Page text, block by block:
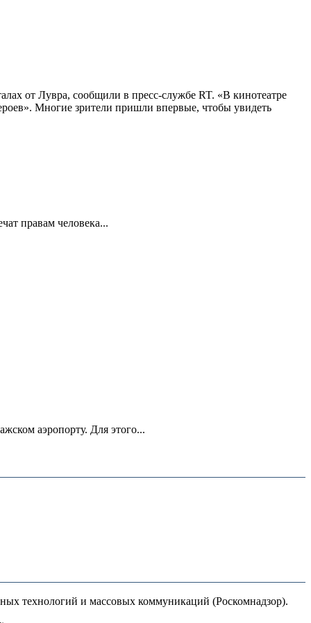
от Лувра, сообщили в пресс-службе RT. «В кинотеатре
Многие зрители пришли впервые, чтобы увидеть
правам человека...
аэропорту. Для этого...
технологий и массовых коммуникаций (Роскомнадзор).